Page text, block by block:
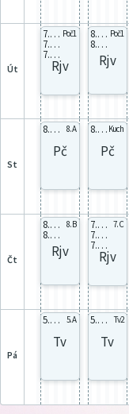
út
7.A Rj7
7.B Rj7
7.C Rj7
Poč1
Rjv
8.A Rj81
8.B Rj81
Poč1
Rjv
st
8.A 8Ad2 8. A
Pč
8.C Dív Kuch
Pč
čt
8.A Rj81
8.B Rj81
8. B
Rjv
7.A Rj7
7.B Rj7
7.C Rj7
7. C
Rjv
pá
5.A celá 5. A
Tv
5.A celá Tv2
Tv